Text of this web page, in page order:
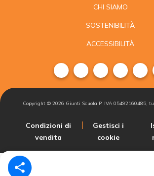
CHI SIAMO
SOSTENIBILITÀ
ACCESSIBILITÀ
Copyright ©2026 Giunti Scuola P. IVA 05492160485,
Condizioni di
vendita
Gestisci i
cookie